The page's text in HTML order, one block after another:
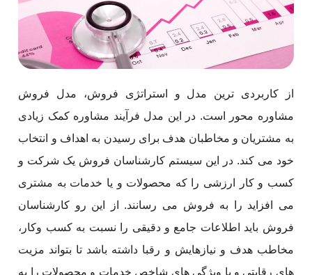
از کاربردی ترین مدل و استراتژی فروش، مدل فروش
مشاوره محور است. در این مدل فرآیند مشاوره کمک زیادی
به مشتریان و مخاطبان هدف برای رسیدن به اهداف و انتخاب
خود می کند. در این سیستم کارشناسان فروش یک شرکت و
کسب و کار ارزشی را که محصولات و یا خدمات به مشتری
می‌ افزاید را به فروش می‌ رسانند. از این رو کارشناسان
فروش باید اطلاعات جامع و دقیقی را نسبت به کسب ‌وکار،
مخاطب هدف و نیازهایش و رقبا داشته باشد تا بتواند مزیت
های رقابتی و یا ویژگی های شاخص خدمات و محصولات را به